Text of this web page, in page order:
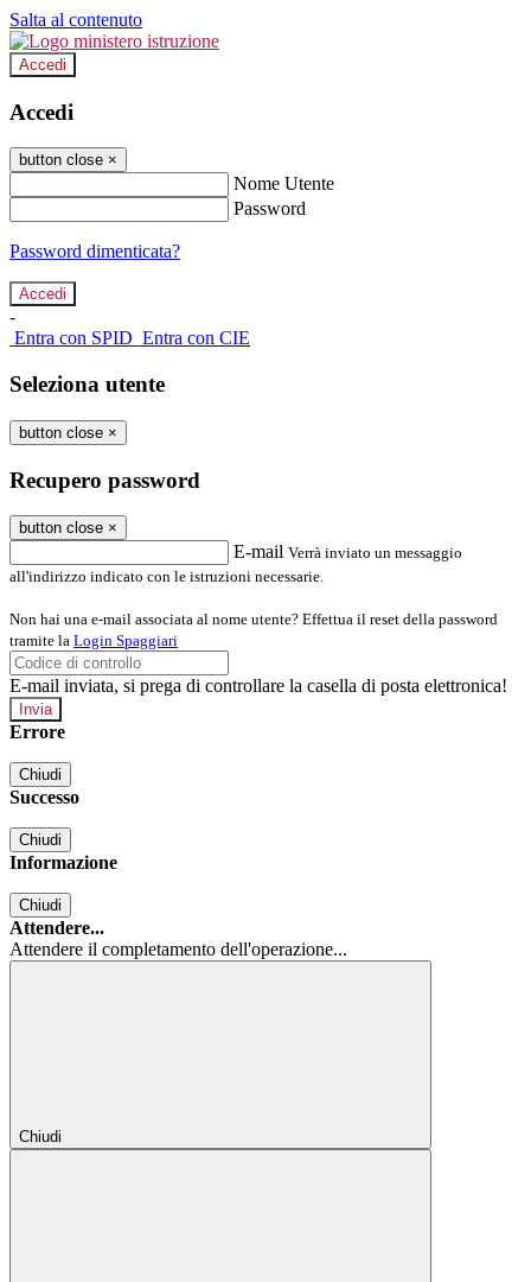
Salta al contenuto
Accedi
Accedi
button close ×
Nome Utente
Password
Password dimenticata?
-
Entra con SPID Entra con CIE
Seleziona utente
button close ×
Recupero password
button close ×
E-mail Verrà inviato un messaggio
all'indirizzo indicato con le istruzioni necessarie.
Non hai una e-mail associata al nome utente? Effettua il reset della password
tramite la Login Spaggiari
E-mail inviata, si prega di controllare la casella di posta elettronica!
Errore
Chiudi
Successo
Chiudi
Informazione
Chiudi
Attendere...
Attendere il completamento dell'operazione...
Chiudi